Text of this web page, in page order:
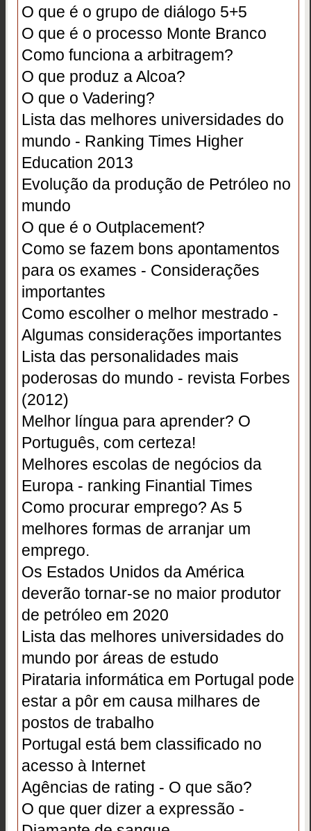
O que é o grupo de diálogo 5+5
O que é o processo Monte Branco
Como funciona a arbitragem?
O que produz a Alcoa?
O que o Vadering?
Lista das melhores universidades do
mundo - Ranking Times Higher
Education 2013
Evolução da produção de Petróleo no
mundo
O que é o Outplacement?
Como se fazem bons apontamentos
para os exames - Considerações
importantes
Como escolher o melhor mestrado -
Algumas considerações importantes
Lista das personalidades mais
poderosas do mundo - revista Forbes
(2012)
Melhor língua para aprender? O
Português, com certeza!
Melhores escolas de negócios da
Europa - ranking Finantial Times
Como procurar emprego? As 5
melhores formas de arranjar um
emprego.
Os Estados Unidos da América
deverão tornar-se no maior produtor
de petróleo em 2020
Lista das melhores universidades do
mundo por áreas de estudo
Pirataria informática em Portugal pode
estar a pôr em causa milhares de
postos de trabalho
Portugal está bem classificado no
acesso à Internet
Agências de rating - O que são?
O que quer dizer a expressão -